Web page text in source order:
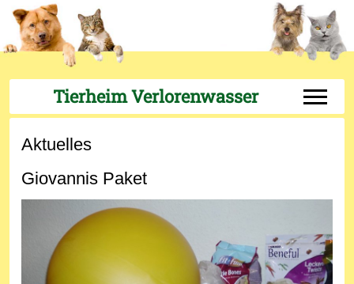
Tierheim Verlorenwasser Off-
Aktuelles
Giovannis Paket